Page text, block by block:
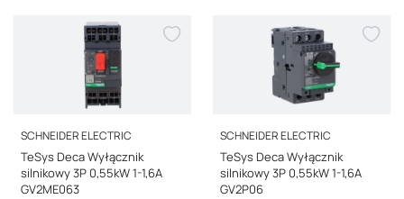
PRODUCENT
SCHNEIDER ELECTRIC
TeSys Deca Wyłącznik
silnikowy 3P 0,55kW 1-1,6A
GV2ME063
PRODUCENT
SCHNEIDER ELECTRIC
TeSys Deca Wyłącznik
silnikowy 3P 0,55kW 1-1,6A
GV2P06